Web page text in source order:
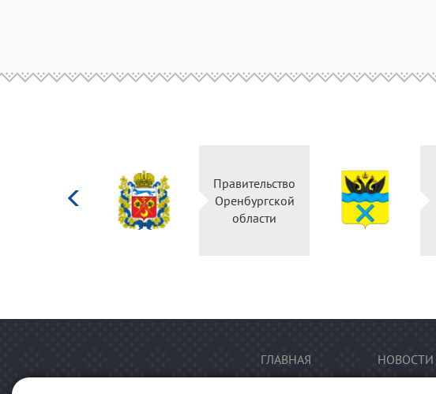
Правительство
Оренбургской
области
ГЛАВНАЯ НОВОСТИ